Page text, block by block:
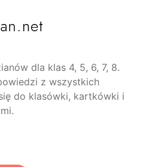
dla klas 4, 5, 6, 7, 8.
z wszystkich
do klasówki, kartkówki i